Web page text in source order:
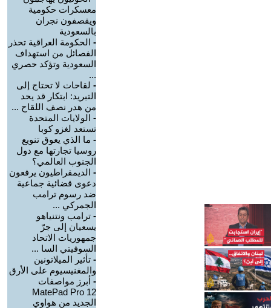
معسكرات حكومية
ويقصفون نجران
بالسعودية
- الحكومة العراقية تحذر
الفصائل من استهداف
السعودية وتؤكد حصري
...
- لقاحات لا تحتاج إلى
التبريد: ابتكار قد يحد
من هدر نصف اللقاح ...
- الولايات المتحدة
تستعد لغزو كوبا
- ما الذي يعوق تنويع
روسيا تجارتها مع دول
الجنوب العالمي؟
- الديمقراطيون يرفعون
دعوى قضائية جماعية
ضد رسوم ترامب
الجمركي ...
- ترامب ونتنياهو
يسعيان إلى جرّ
جمهوريات الاتحاد
السوفيتي السا ...
- تأثير الميلاتونين
والمغنيسيوم على الأرق
- أبرز مواصفات
MatePad Pro 12
الجديد من هواوي